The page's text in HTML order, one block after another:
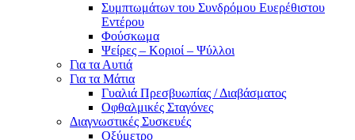
Συμπτωμάτων του Συνδρόμου Ευερέθιστου
Εντέρου
Φούσκωμα
Ψείρες – Κοριοί – Ψύλλοι
Για τα Αυτιά
Για τα Μάτια
Γυαλιά Πρεσβυωπίας / Διαβάσματος
Οφθαλμικές Σταγόνες
Διαγνωστικές Συσκευές
Οξύμετρο